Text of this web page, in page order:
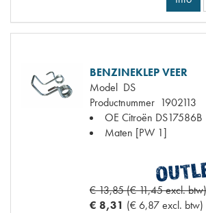
BENZINEKLEP VEER
Model DS
Productnummer 1902113
OE Citroën DS17586B
Maten [PW 1]
€ 13,85 (€ 11,45 excl. btw)
€ 8,31 (€ 6,87 excl. btw)